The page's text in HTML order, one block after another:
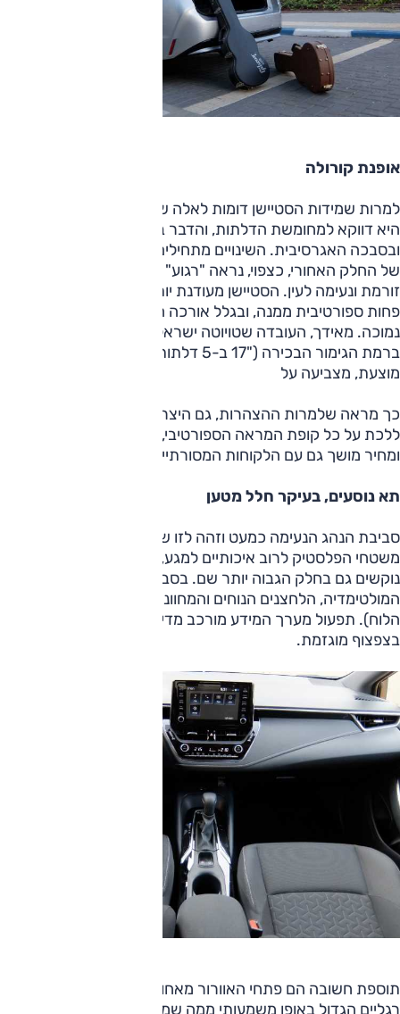
אופנת קורולה
למרות שמידות הסטיישן דומות לאלה של הסדאן, הקרבה בעיצוב
היא דווקא למחומשת הדלתות, והדבר בולט בחרטום הנמוך
ובסבכה האגרסיבית. השינויים מתחילים בקורה המרכזית, עיצובו
של החלק האחורי, כצפוי, נראה "רגוע" יותר, והתוצאה הכללית
זורמת ונעימה לעין. הסטיישן מעודנת יותר מההאצ'בק וכמובן
פחות ספורטיבית ממנה, ובגלל אורכה היא גם נראית מעט יותר
ברמת הגימור הבכירה ("17 ב-5 דלתות), וצביעה שונה לגג אינה
מוצעת, מצביעה על
כך מראה שלמרות ההצהרות, גם היצרן וגם היבואן חוששים
ללכת על כל קופת המראה הספורטיבי, ורוצים לשמור על קשר
ומחיר מושך גם עם הלקוחות המסורתיים.
תא נוסעים, בעיקר חלל מטען
סביבת הנהג הנעימה כמעט וזהה לזו שבגרסאות האחרות,
משטחי הפלסטיק לרוב איכותיים למגע, ועם זאת נמצאו משטחים
נוקשים גם בחלק הגבוה יותר שם. בסביבת הנהג בולטים מערך
המולטימדיה, הלחצנים הנוחים והמחוונים המוקרנים (רק במרכז
הלוח). תפעול מערך המידע מורכב מדי ונטיית הרכב להתרעות
בצפצוף מוגזמת.
תוספת חשובה הם פתחי האוורור מאחור, ואלה מצטרפים למרווח
רגליים הגדול באופן משמעותי ממה שמציעה ההאצ'בק, אם כי